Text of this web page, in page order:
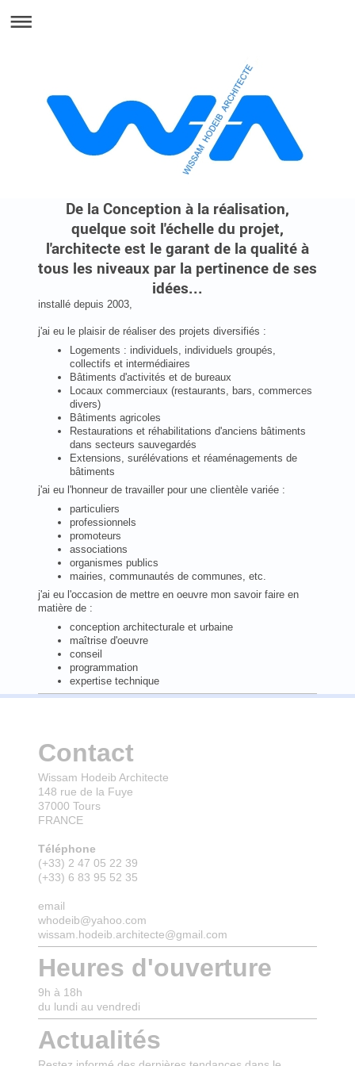
De la Conception à la réalisation,
quelque soit l'échelle du projet,
l'architecte est le garant de la qualité à
tous les niveaux par la pertinence de ses
idées...
installé depuis 2003,
j'ai eu le plaisir de réaliser des projets diversifiés :
Logements : individuels, individuels groupés,
collectifs et intermédiaires
Bâtiments d'activités et de bureaux
Locaux commerciaux (restaurants, bars, commerces
divers)
Bâtiments agricoles
Restaurations et réhabilitations d'anciens bâtiments
dans secteurs sauvegardés
Extensions, surélévations et réaménagements de
bâtiments
j'ai eu l'honneur de travailler pour une clientèle variée :
particuliers
professionnels
promoteurs
associations
organismes publics
mairies, communautés de communes, etc.
j'ai eu l'occasion de mettre en oeuvre mon savoir faire en
matière de :
conception architecturale et urbaine
maîtrise d'oeuvre
conseil
programmation
expertise technique
Contact
Wissam Hodeib Architecte
148 rue de la Fuye
37000 Tours
FRANCE
Téléphone
(+33) 2 47 05 22 39
(+33) 6 83 95 52 35
email
whodeib@yahoo.com
wissam.hodeib.architecte@gmail.com
Heures d'ouverture
9h à 18h
du lundi au vendredi
Actualités